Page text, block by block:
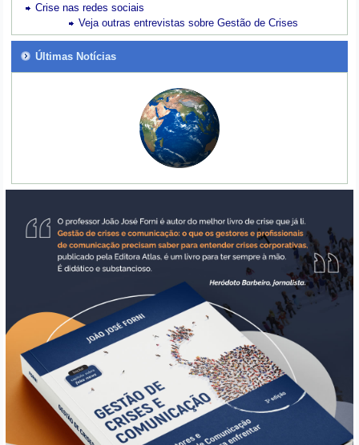
Crise nas redes sociais
Veja outras entrevistas sobre Gestão de Crises
Últimas Notícias